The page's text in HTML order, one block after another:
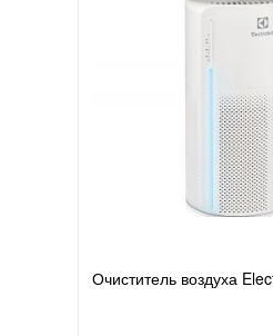
Очиститель воздуха